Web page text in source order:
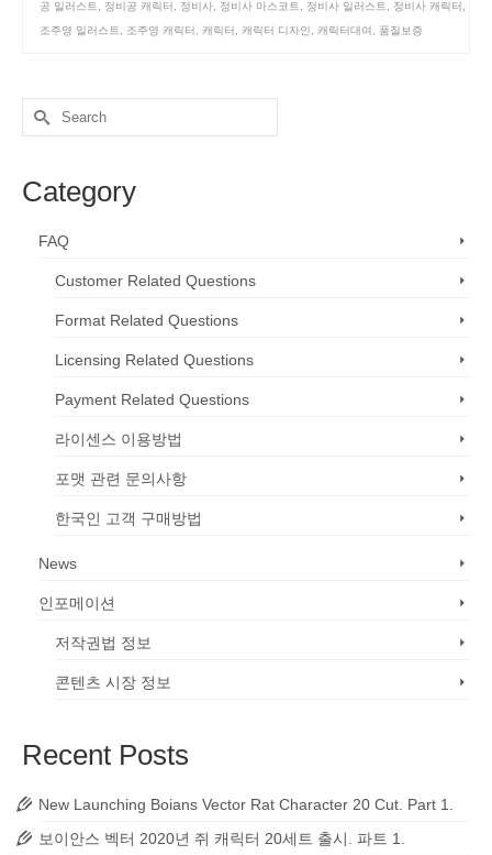
공 일러스트, 정비공 캐릭터, 정비사, 정비사 마스코트, 정비사 일러스트, 정비사 캐릭터,
조주영 일러스트, 조주영 캐릭터, 캐릭터, 캐릭터 디자인, 캐릭터대여, 품질보증
Search
for:
Category
FAQ
Customer Related Questions
Format Related Questions
Licensing Related Questions
Payment Related Questions
라이센스 이용방법
포맷 관련 문의사항
한국인 고객 구매방법
News
인포메이션
저작권법 정보
콘텐츠 시장 정보
Recent Posts
New Launching Boians Vector Rat Character 20 Cut. Part 1.
보이안스 벡터 2020년 쥐 캐릭터 20세트 출시. 파트 1.